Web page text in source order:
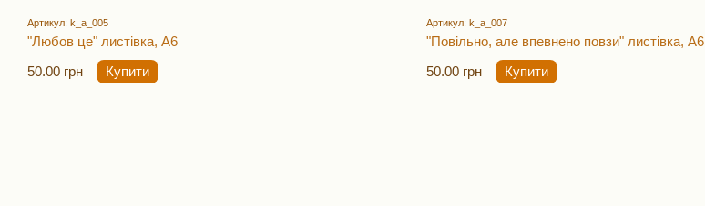
Артикул: k_a_005
"Любов це" листівка, А6
50.00 грн
Купити
Артикул: k_a_007
"Повільно, але впевнено повзи" листівка, А6
50.00 грн
Купити